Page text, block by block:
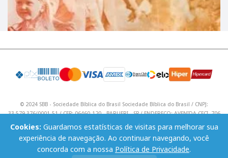
Cookies: Guardamos estatísticas de visitas para melhorar sua
experiência de navegação. Ao continuar navegando, você
concorda com a nossa Política de Privacidade.
© 2024 SBB - Sociedade Bíblica do Brasil Sociedade Bíblica do Brasil / CNPJ:
33.579.376/0001-51 / CEP: 06460-120 - BARUERI - SP / ENDEREÇO: AVENIDA CECI, 706
/ Telefone: (11) 4195 9590 / Email: lojavirtual@sbb.org.br .